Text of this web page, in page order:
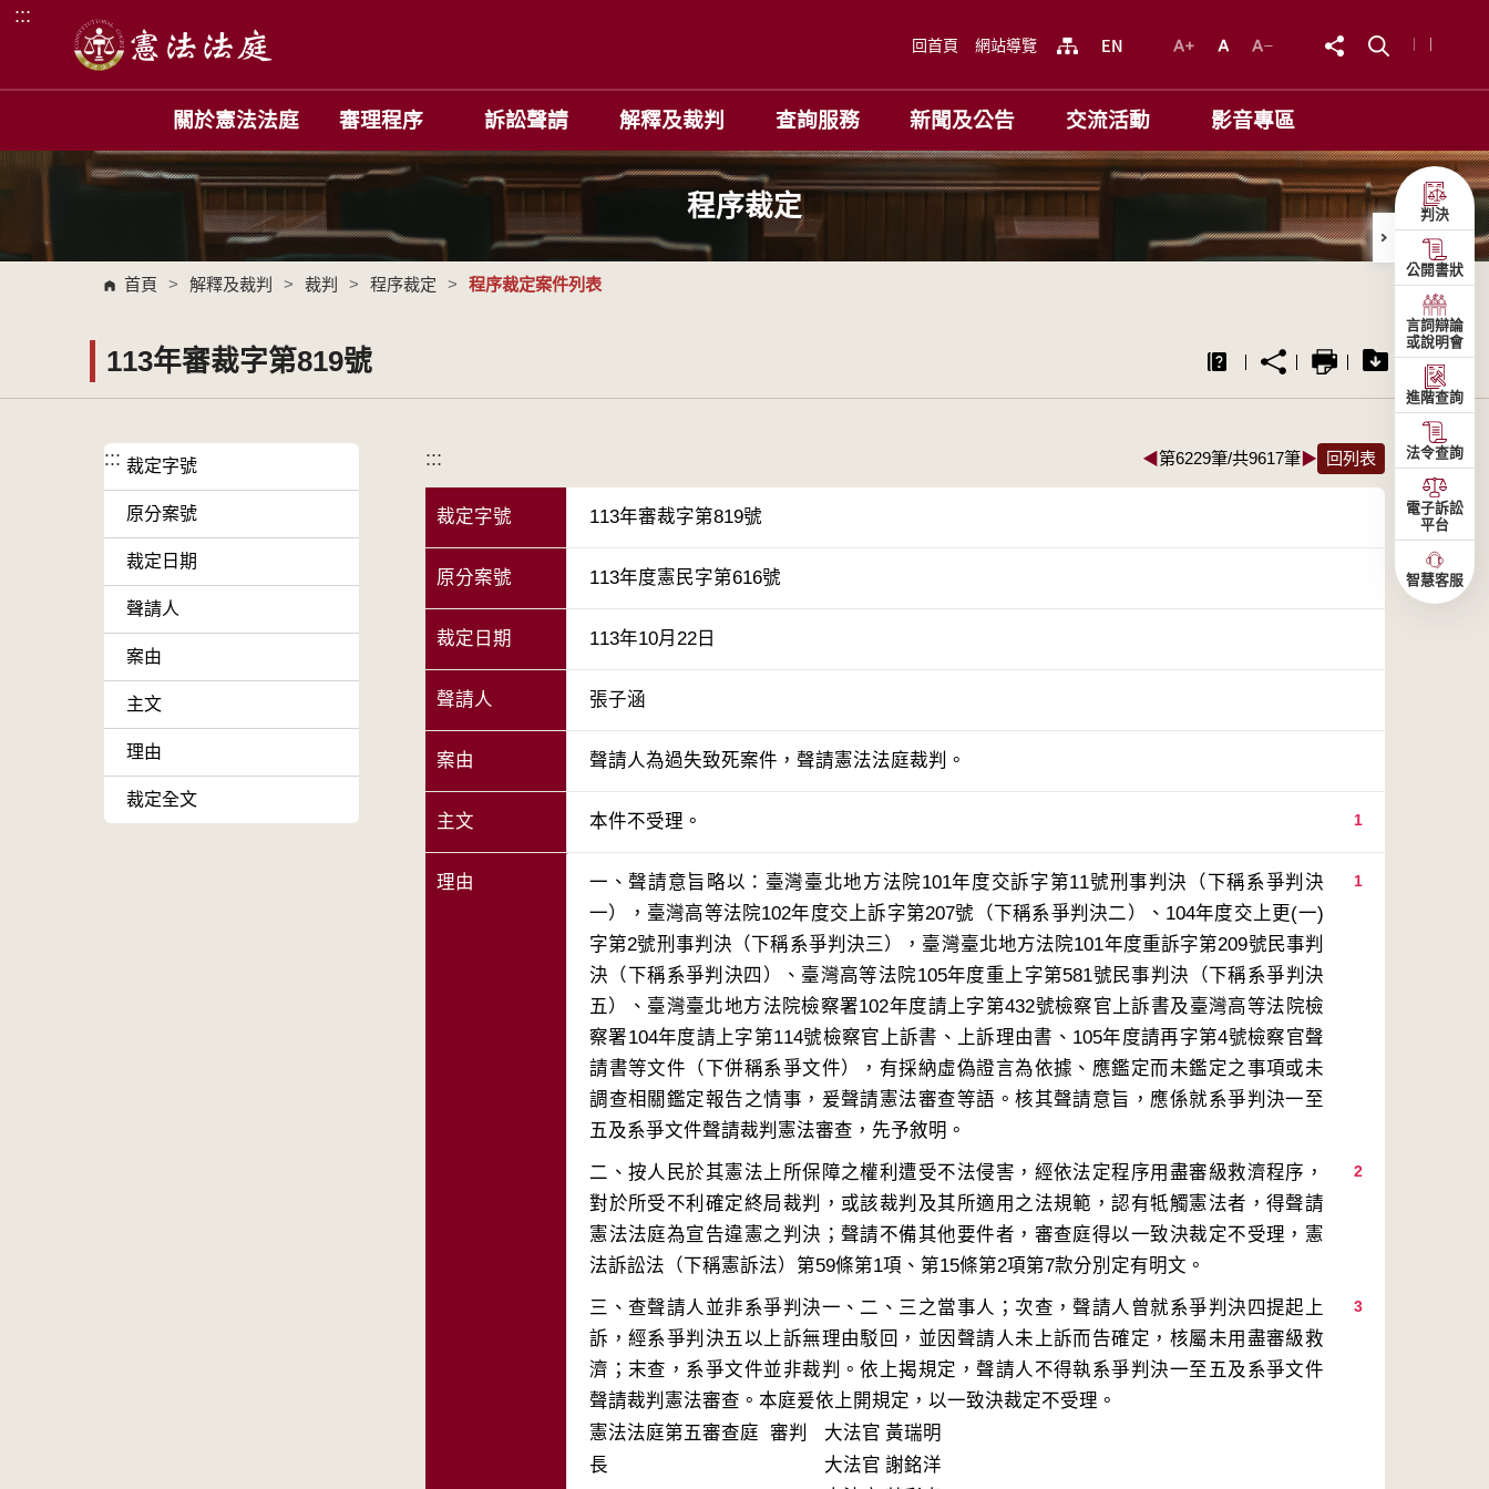
跳到主要內容區塊
:::
回首頁 網站導覽
關於憲法法庭 審理程序 訴訟聲請 解釋及裁判 查詢服務 新聞及公告 交流活動 影音專區
程序裁定
首頁 > 解釋及裁判 > 裁判 > 程序裁定 > 程序裁定案件列表
113年審裁字第819號
::: 裁定字號
原分案號
裁定日期
聲請人
案由
主文
理由
裁定全文
::: ◀第6229筆/共9617筆▶ 回列表
裁定字號 113年審裁字第819號
原分案號 113年度憲民字第616號
裁定日期 113年10月22日
聲請人 張子涵
案由 聲請人為過失致死案件，聲請憲法法庭裁判。
主文 1
本件不受理。
理由 1
一、聲請意旨略以：臺灣臺北地方法院101年度交訴字第11號刑事判決（下稱系爭判決
一），臺灣高等法院102年度交上訴字第207號（下稱系爭判決二）、104年度交上更(一)
字第2號刑事判決（下稱系爭判決三），臺灣臺北地方法院101年度重訴字第209號民事判
決（下稱系爭判決四）、臺灣高等法院105年度重上字第581號民事判決（下稱系爭判決
五）、臺灣臺北地方法院檢察署102年度請上字第432號檢察官上訴書及臺灣高等法院檢
察署104年度請上字第114號檢察官上訴書、上訴理由書、105年度請再字第4號檢察官聲
請書等文件（下併稱系爭文件），有採納虛偽證言為依據、應鑑定而未鑑定之事項或未
調查相關鑑定報告之情事，爰聲請憲法審查等語。核其聲請意旨，應係就系爭判決一至
2
二、按人民於其憲法上所保障之權利遭受不法侵害，經依法定程序用盡審級救濟程序，
對於所受不利確定終局裁判，或該裁判及其所適用之法規範，認有牴觸憲法者，得聲請
憲法法庭為宣告違憲之判決；聲請不備其他要件者，審查庭得以一致決裁定不受理，憲
3
三、查聲請人並非系爭判決一、二、三之當事人；次查，聲請人曾就系爭判決四提起上
訴，經系爭判決五以上訴無理由駁回，並因聲請人未上訴而告確定，核屬未用盡審級救
濟；末查，系爭文件並非裁判。依上揭規定，聲請人不得執系爭判決一至五及系爭文件
聲請裁判憲法審查。本庭爰依上開規定，以一致決裁定不受理。
憲法法庭第五審查庭 審判
長
大法官 黃瑞明
大法官 謝銘洋
判決
公開書狀
言詞辯論
或說明會
進階查詢
法令查詢
電子訴訟
平台
智慧客服